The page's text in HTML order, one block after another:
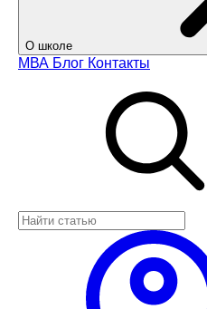
О школе
МВА Блог Контакты